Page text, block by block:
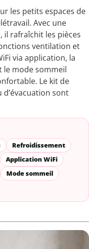
les petits espaces de
Avec une
il rafraîchit les pièces
ventilation et
via application, la
le mode sommeil
Le kit de
sont
Refroidissement
Application WiFi
Mode sommeil